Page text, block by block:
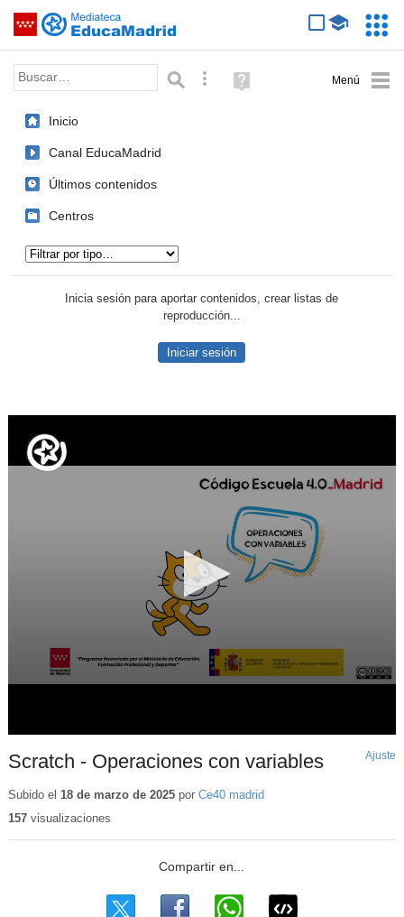
Saltar navegación
Palabra o frase: Búsqueda avanzada
Ayuda
(en
Inicio
Canal EducaMadrid
Últimos contenidos
Centros
Inicia sesión para aportar contenidos, crear listas de
reproducción...
Iniciar sesión
Scratch - Operaciones con variables Ajuste
Subido el 18 de marzo de 2025por Ce40 madrid
157visualizaciones